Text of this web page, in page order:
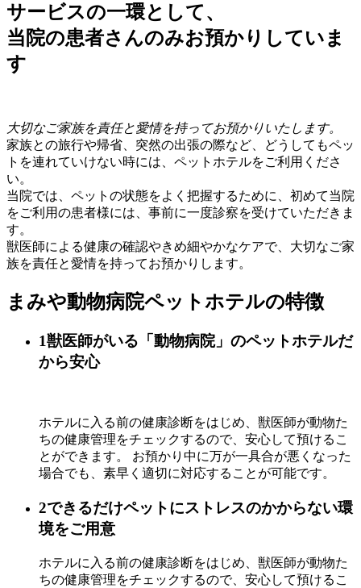
サービスの一環として、
当院の患者さんのみお預かりしていま
す
大切なご家族を責任と愛情を持ってお預かりいたします。
家族との旅行や帰省、突然の出張の際など、どうしてもペッ
トを連れていけない時には、ペットホテルをご利用くださ
い。
当院では、ペットの状態をよく把握するために、初めて当院
をご利用の患者様には、事前に一度診察を受けていただきま
す。
獣医師による健康の確認やきめ細やかなケアで、大切なご家
族を責任と愛情を持ってお預かりします。
まみや動物病院ペットホテルの特徴
1獣医師がいる「動物病院」のペットホテルだ
から安心
ホテルに入る前の健康診断をはじめ、獣医師が動物た
ちの健康管理をチェックするので、安心して預けるこ
とができます。 お預かり中に万が一具合が悪くなった
場合でも、素早く適切に対応することが可能です。
2できるだけペットにストレスのかからない環
境をご用意
ホテルに入る前の健康診断をはじめ、獣医師が動物た
ちの健康管理をチェックするので、安心して預けるこ